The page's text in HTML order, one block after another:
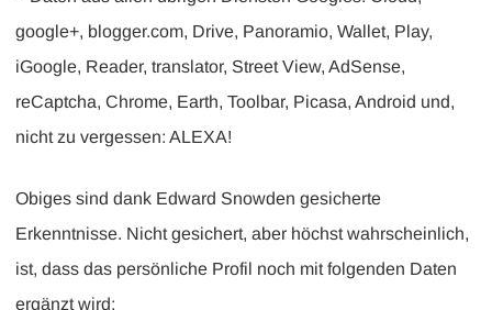
google+, blogger.com, Drive, Panoramio, Wallet, Play,
iGoogle, Reader, translator, Street View, AdSense,
reCaptcha, Chrome, Earth, Toolbar, Picasa, Android und,
nicht zu vergessen: ALEXA!
Obiges sind dank Edward Snowden gesicherte
Erkenntnisse. Nicht gesichert, aber höchst wahrscheinlich,
ist, dass das persönliche Profil noch mit folgenden Daten
ergänzt wird: